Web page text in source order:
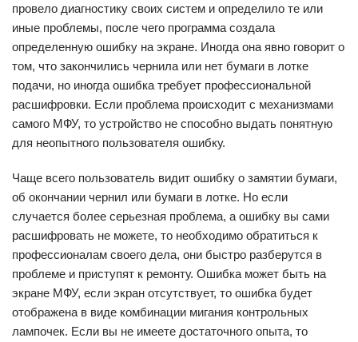
провело диагностику своих систем и определило те или
иные проблемы, после чего программа создала
определенную ошибку на экране. Иногда она явно говорит о
том, что закончились чернила или нет бумаги в лотке
подачи, но иногда ошибка требует профессиональной
расшифровки. Если проблема происходит с механизмами
самого МФУ, то устройство не способно выдать понятную
для неопытного пользователя ошибку.
Чаще всего пользователь видит ошибку о замятии бумаги,
об окончании чернил или бумаги в лотке. Но если
случается более серьезная проблема, а ошибку вы сами
расшифровать не можете, то необходимо обратиться к
профессионалам своего дела, они быстро разберутся в
проблеме и приступят к ремонту. Ошибка может быть на
экране МФУ, если экран отсутствует, то ошибка будет
отображена в виде комбинации мигания контрольных
лампочек. Если вы не имеете достаточного опыта, то